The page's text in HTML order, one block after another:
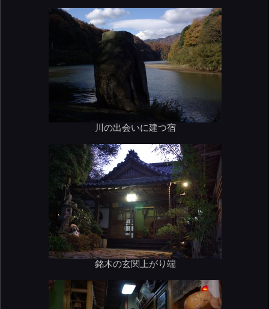
川の出会いに建つ宿
銘木の玄関上がり端